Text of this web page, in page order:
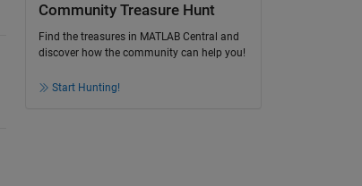
Community Treasure Hunt
Find the treasures in MATLAB Central and
discover how the community can help you!
Start Hunting!